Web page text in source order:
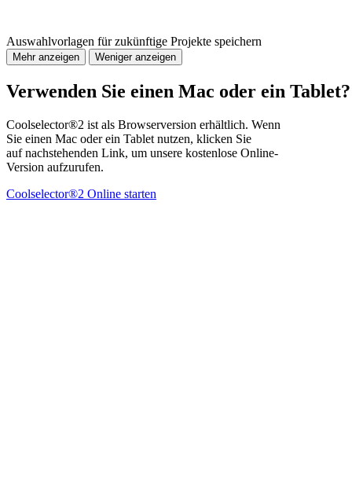
Auswahlvorlagen für zukünftige Projekte speichern
Mehr anzeigen Weniger anzeigen
Verwenden Sie einen Mac oder ein Tablet?
Coolselector®2 ist als Browserversion erhältlich. Wenn
Sie einen Mac oder ein Tablet nutzen, klicken Sie
auf nachstehenden Link, um unsere kostenlose Online-
Version aufzurufen.
Coolselector®2 Online starten